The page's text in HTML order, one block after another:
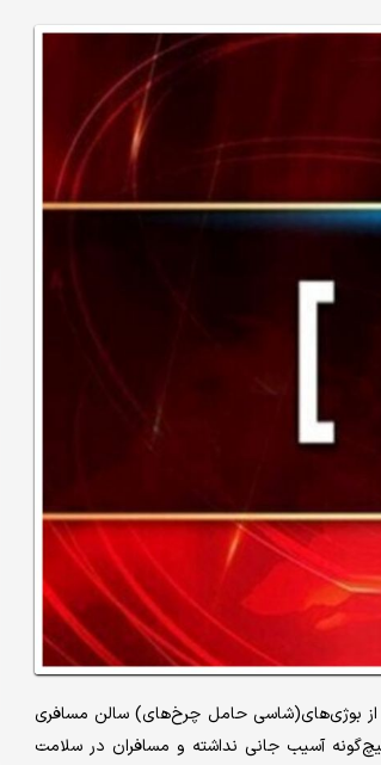
از بوژی‌های(شاسی حامل چرخ‌های) سالن مسافری
آسیب جانی نداشته و مسافران در سلامت